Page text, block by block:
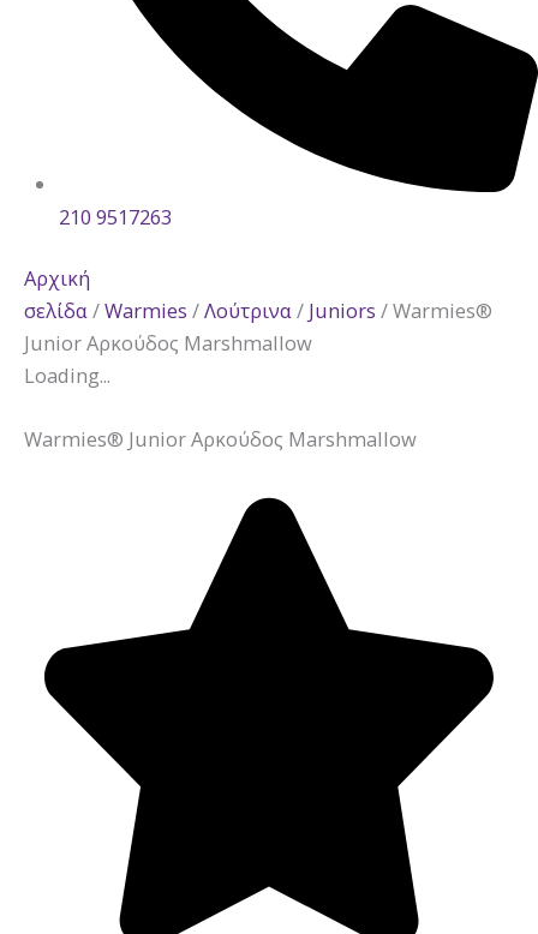
210 9517263
Αρχική
σελίδα/Warmies /Λούτρινα/ Juniors / Warmies®
Junior Αρκούδος Marshmallow
Loading...
Warmies® Junior Αρκούδος Marshmallow